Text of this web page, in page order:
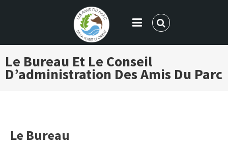
LES AMIS DU PARC DE LA FORÊT
D'ORIENT
Le Bureau Et Le Conseil
D’administration Des Amis Du Parc
Le Bureau